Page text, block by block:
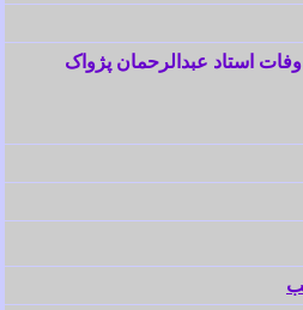
استاد عبدالرحمان پژواک